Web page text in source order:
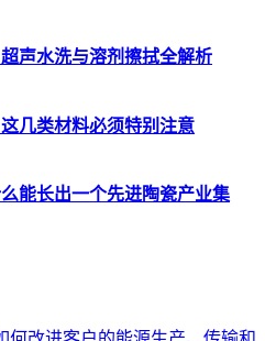
声水洗与溶剂擦拭全解析
几类材料必须特别注意
能长出一个先进陶瓷产业集